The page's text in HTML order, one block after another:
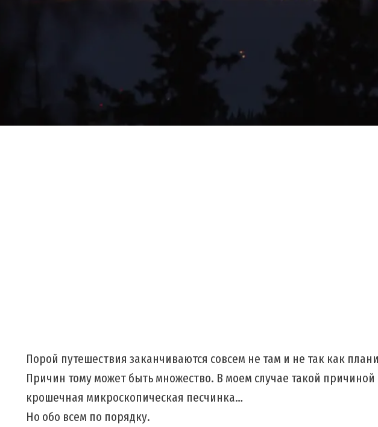
Порой путешествия заканчиваются совсем не там и не так как
Причин тому может быть множество. В моем случае такой причиной
крошечная микроскопическая песчинка…
Но обо всем по порядку.